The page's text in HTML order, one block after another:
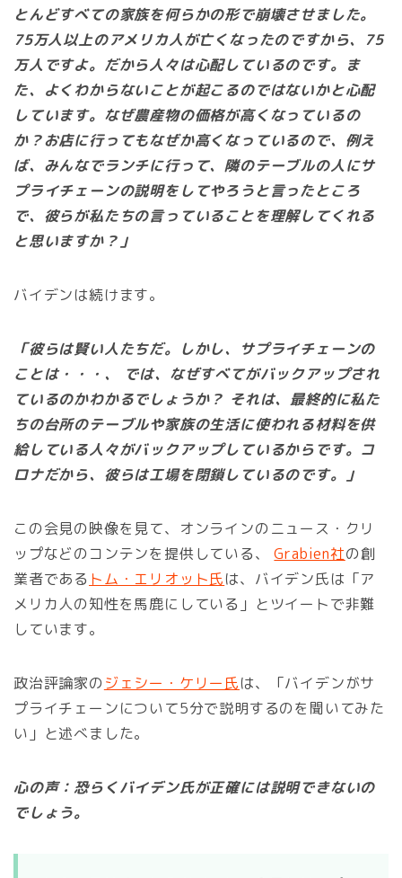
とんどすべての家族を何らかの形で崩壊させました。
75万人以上のアメリカ人が亡くなったのですから、75
万人ですよ。だから人々は心配しているのです。ま
た、よくわからないことが起こるのではないかと心配
しています。なぜ農産物の価格が高くなっているの
か？お店に行ってもなぜか高くなっているので、例え
ば、みんなでランチに行って、隣のテーブルの人にサ
プライチェーンの説明をしてやろうと言ったところ
で、彼らが私たちの言っていることを理解してくれる
と思いますか？」
バイデンは続けます。
「彼らは賢い人たちだ。しかし、サプライチェーンの
ことは・・・、 では、なぜすべてがバックアップされ
ているのかわかるでしょうか？ それは、最終的に私た
ちの台所のテーブルや家族の生活に使われる材料を供
給している人々がバックアップしているからです。コ
ロナだから、彼らは工場を閉鎖しているのです。」
この会見の映像を見て、オンラインのニュース・クリ
ップなどのコンテンを提供している、Grabien社の創
業者である トム・エリオット氏は、バイデン氏は「ア
メリカ人の知性を馬鹿にしている」とツイートで非難
しています。
政治評論家の ジェシー・ケリー氏は、「バイデンがサ
プライチェーンについて5分で説明するのを聞いてみた
い」と述べました。
心の声：恐らくバイデン氏が正確には説明できないの
でしょう。